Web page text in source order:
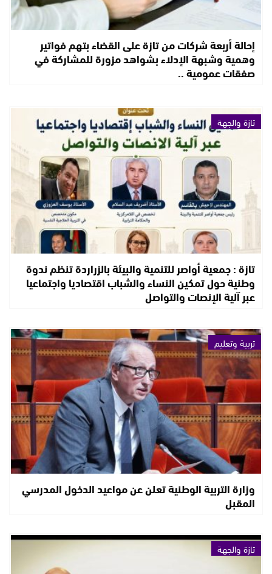
إحالة أربعة شركات من تازة على القضاء بتهم فواتير
وهمية وشبهة الإدلاء بشواهد مزورة للمشاركة في
صفقات عمومية ..
تازة والجهة
تازة : جمعية أواصر للتنمية والبيئة بالزراردة تنظم ندوة
وطنية حول تمكين النساء والشباب اقتصاديا واجتماعيا
عبر آلية الإنصات والتواصل
تربية وتعليم
وزارة التربية الوطنية تعلن عن مواعيد الدخول المدرسي
المقبل
تازة والجهة